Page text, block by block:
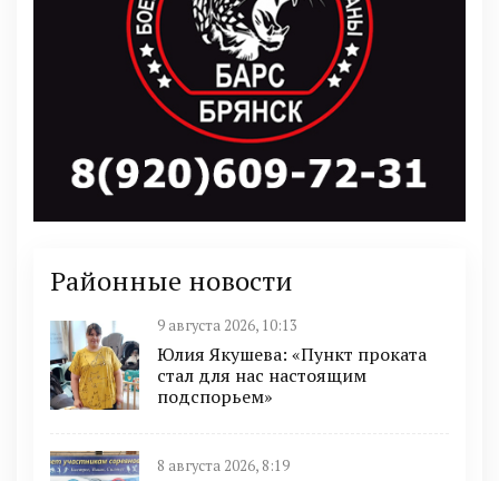
Районные новости
9 августа 2026, 10:13
Юлия Якушева: «Пункт проката
стал для нас настоящим
подспорьем»
8 августа 2026, 8:19